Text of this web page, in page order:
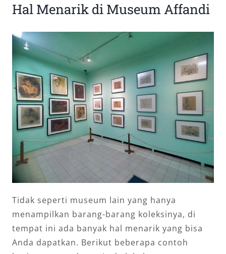
Hal Menarik di Museum Affandi
Tidak seperti museum lain yang hanya
menampilkan barang-barang koleksinya, di
tempat ini ada banyak hal menarik yang bisa
Anda dapatkan. Berikut beberapa contoh